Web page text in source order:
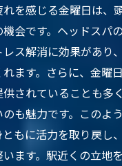
を感じる金曜日は、
会です。ヘッドスパ
ス解消に効果があり
ます。さらに、金曜
されていることも多
も魅力です。このよ
もに活力を取り戻し
ます。駅近くの立地